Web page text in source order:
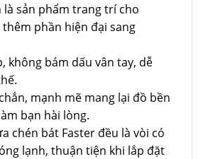
là sản phẩm trang trí cho
phần hiện đại sang
không bám dấu vân tay, dễ
mạnh mẽ mang lại đồ bền
bạn hài lòng.
chén bát Faster đều là vòi có
lạnh, thuận tiện khi lắp đặt